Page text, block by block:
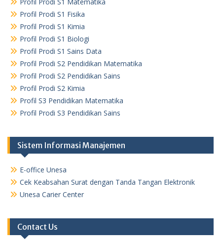
Profil Prodi S1 Matematika
Profil Prodi S1 Fisika
Profil Prodi S1 Kimia
Profil Prodi S1 Biologi
Profil Prodi S1 Sains Data
Profil Prodi S2 Pendidikan Matematika
Profil Prodi S2 Pendidikan Sains
Profil Prodi S2 Kimia
Profil S3 Pendidikan Matematika
Profil Prodi S3 Pendidikan Sains
Sistem Informasi Manajemen
E-office Unesa
Cek Keabsahan Surat dengan Tanda Tangan Elektronik
Unesa Carier Center
Contact Us